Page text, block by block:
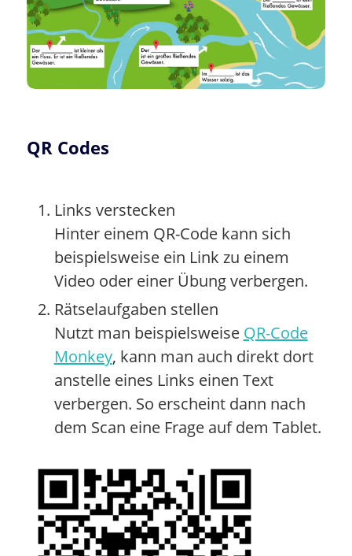
QR Codes
Links verstecken
Hinter einem QR-Code kann sich
beispielsweise ein Link zu einem
Video oder einer Übung verbergen.
Rätselaufgaben stellen
Nutzt man beispielsweise QR-Code
Monkey, kann man auch direkt dort
anstelle eines Links einen Text
verbergen. So erscheint dann nach
dem Scan eine Frage auf dem Tablet.